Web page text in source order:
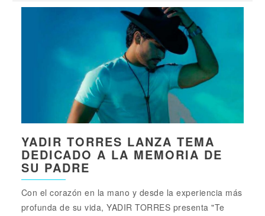
YADIR TORRES LANZA TEMA
DEDICADO A LA MEMORIA DE
SU PADRE
Con el corazón en la mano y desde la experiencia más
profunda de su vida, YADIR TORRES presenta "Te